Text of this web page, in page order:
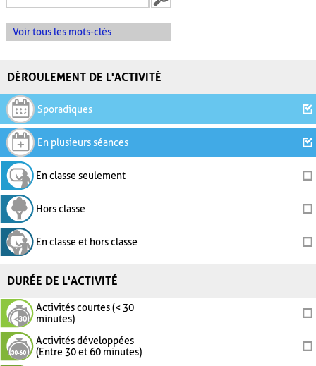
Voir tous les mots-clés
DÉROULEMENT DE L'ACTIVITÉ
Sporadiques
En plusieurs séances
En classe seulement
Hors classe
En classe et hors classe
DURÉE DE L'ACTIVITÉ
Activités courtes (< 30
minutes)
Activités développées
(Entre 30 et 60 minutes)